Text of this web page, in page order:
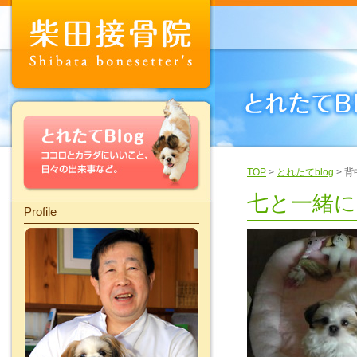
Profile
TOP > とれたてblog > 背
七と一緒